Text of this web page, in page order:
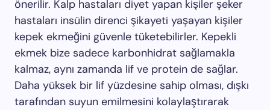
önerilir. Kalp hastaları diyet yapan kişiler şeker
hastaları insülin direnci şikayeti yaşayan kişiler
kepek ekmeğini güvenle tüketebilirler. Kepekli
ekmek bize sadece karbonhidrat sağlamakla
kalmaz, aynı zamanda lif ve protein de sağlar.
Daha yüksek bir lif yüzdesine sahip olması, dışkı
tarafından suyun emilmesini kolaylaştırarak